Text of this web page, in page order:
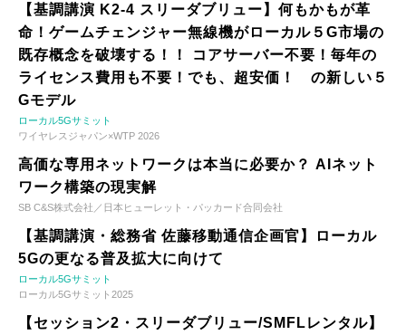
【基調講演 K2-4 スリーダブリュー】何もかもが革
命！ゲームチェンジャー無線機がローカル５G市場の
既存概念を破壊する！！ コアサーバー不要！毎年の
ライセンス費用も不要！でも、超安価！ の新しい５
Gモデル
ローカル5Gサミット
ワイヤレスジャパン×WTP 2026
高価な専用ネットワークは本当に必要か？ AIネット
ワーク構築の現実解
SB C&S株式会社／日本ヒューレット・パッカード合同会社
【基調講演・総務省 佐藤移動通信企画官】ローカル
5Gの更なる普及拡大に向けて
ローカル5Gサミット
ローカル5Gサミット2025
【セッション2・スリーダブリュー/SMFLレンタル】